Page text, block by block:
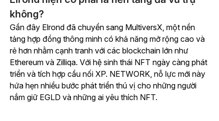
không?
Gần đây Elrond đã chuyển sang MultiversX, một nền
tảng hợp đồng thông minh có khả năng mở rộng cao và
rẻ hơn nhằm cạnh tranh với các blockchain lớn như
Ethereum và Zilliqa. Với hệ sinh thái NFT ngày càng phát
triển và tích hợp cầu nối XP. NETWORK, nỗ lực mới này
hứa hẹn nhiều bước phát triển thú vị cho những người
nắm giữ EGLD và những ai yêu thích NFT.